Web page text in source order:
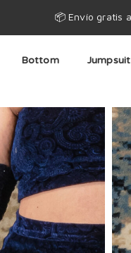
📦 Envío gratis
Bottom